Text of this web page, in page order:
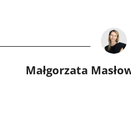
Małgorzata